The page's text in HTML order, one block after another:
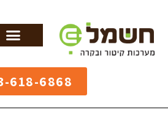
618-6868